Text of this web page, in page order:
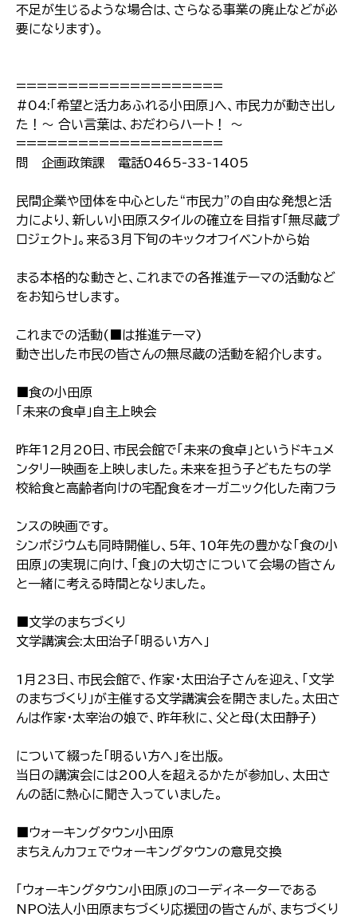
不足が生じるような場合は、さらなる事業の廃止などが必
要になります)。
====================
#04:「希望と活力あふれる小田原」へ、市民力が動き出し
た！〜 合い言葉は、おだわらハート！ 〜
====================
問 企画政策課 電話0465-33-1405
民間企業や団体を中心とした“市民力”の自由な発想と活
力により、新しい小田原スタイルの確立を目指す「無尽蔵プ
ロジェクト」。来る3月下旬のキックオフイベントから始
まる本格的な動きと、これまでの各推進テーマの活動など
をお知らせします。
これまでの活動(■は推進テーマ)
動き出した市民の皆さんの無尽蔵の活動を紹介します。
■食の小田原
「未来の食卓」自主上映会
昨年12月20日、市民会館で「未来の食卓」というドキュメ
ンタリー映画を上映しました。未来を担う子どもたちの学
校給食と高齢者向けの宅配食をオーガニック化した南フラ
ンスの映画です。
シンポジウムも同時開催し、5年、10年先の豊かな「食の小
田原」の実現に向け、「食」の大切さについて会場の皆さん
と一緒に考える時間となりました。
■文学のまちづくり
文学講演会:太田治子「明るい方へ」
1月23日、市民会館で、作家・太田治子さんを迎え、「文学
のまちづくり」が主催する文学講演会を開きました。太田さ
んは作家・太宰治の娘で、昨年秋に、父と母(太田静子)
について綴った「明るい方へ」を出版。
当日の講演会には200人を超えるかたが参加し、太田さ
んの話に熱心に聞き入っていました。
■ウォーキングタウン小田原
まちえんカフェでウォーキングタウンの意見交換
「ウォーキングタウン小田原」のコーディネーターである
NPO法人小田原まちづくり応援団の皆さんが、まちづくり